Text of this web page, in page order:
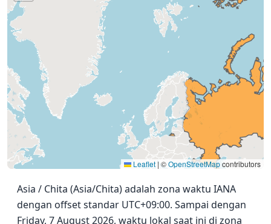
Leaflet | ©OpenStreetMapcontributors
Asia / Chita (Asia/Chita) adalah zona waktu IANA
dengan offset standar UTC+09:00. Sampai dengan
Friday, 7 August 2026, waktu lokal saat ini di zona